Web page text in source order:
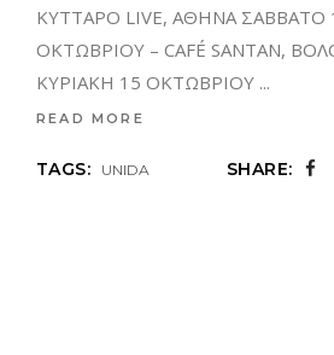
ΚΥΤΤΑΡΟ LIVE, ΑΘΗΝΑ ΣΑΒΒΑΤΟ
ΟΚΤΩΒΡΙΟΥ – CAFÉ SANTAN,
ΚΥΡΙΑΚΗ 15 ΟΚΤΩΒΡΙΟΥ
READ MORE
TAGS: UNIDA SHARE: